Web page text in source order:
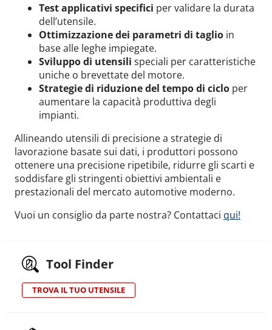
Test applicativi specifici per validare la durata
dell’utensile.
Ottimizzazione dei parametri di taglio in
base alle leghe impiegate.
Sviluppo di utensili speciali per caratteristiche
uniche o brevettate del motore.
Strategie di riduzione del tempo di ciclo per
aumentare la capacità produttiva degli
impianti.
Allineando utensili di precisione a strategie di
lavorazione basate sui dati, i produttori possono
ottenere una precisione ripetibile, ridurre gli scarti e
soddisfare gli stringenti obiettivi ambientali e
prestazionali del mercato automotive moderno.
Vuoi un consiglio da parte nostra? Contattaci qui!
Tool Finder
TROVA IL TUO UTENSILE